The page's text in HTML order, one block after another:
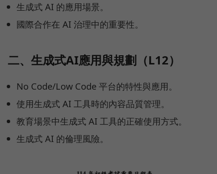
生成式 AI 的應用場景。
國際合作在 AI 治理中的重要性。
二、生成式AI應用與規劃（L12）
No Code/Low Code 平台的特性與應用。
使用生成式 AI 工具時的內容品質管理。
教育場景中生成式 AI 工具的正確使用方式。
生成式 AI 的倫理風險。